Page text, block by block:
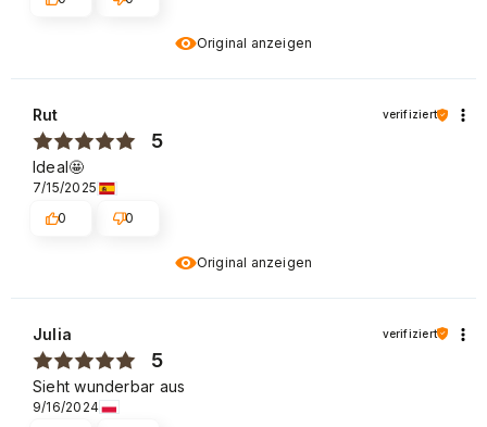
Original anzeigen
Original anzeigen
Rut verifiziert
5
Ideal🤩
7/15/2025
0
0
Julia verifiziert
5
Sieht wunderbar aus
9/16/2024